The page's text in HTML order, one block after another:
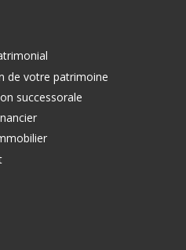
de votre patrimoine
successorale